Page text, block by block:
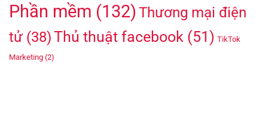
Phần mềm (132) Thương mại điện
tử(38)Thủ thuật facebook (51) TikTok
Marketing (2)